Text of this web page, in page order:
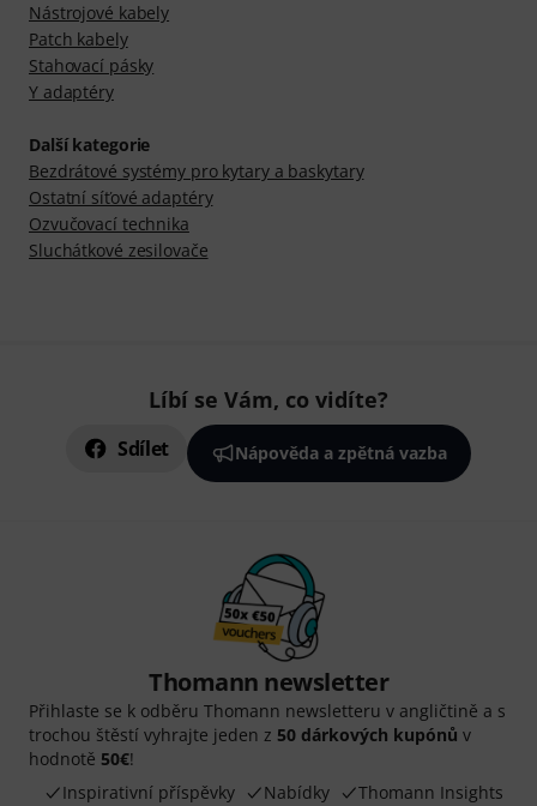
Nástrojové kabely
Patch kabely
Stahovací pásky
Y adaptéry
Další kategorie
Bezdrátové systémy pro kytary a baskytary
Ostatní síťové adaptéry
Ozvučovací technika
Sluchátkové zesilovače
Líbí se Vám, co vidíte?
Sdílet Nápověda a zpětná vazba
Thomann newsletter
Přihlaste se k odběru Thomann newsletteru v angličtině a s
trochou štěstí vyhrajte jeden z 50 dárkových kupónů v
hodnotě 50€!
Inspirativní příspěvky
Nabídky Thomann Insights